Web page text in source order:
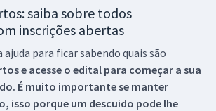
saiba sobre todos
inscrições abertas
para ficar sabendo quais são
e acesse o edital para começar a sua
É muito importante se manter
isso porque um descuido pode lhe